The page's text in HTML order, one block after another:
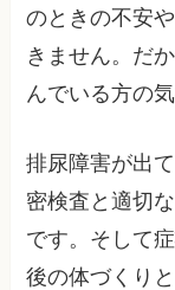
のときの不安
きません。だ
んでいる方の
排尿障害が出
密検査と適切
です。そして
後の体づくり